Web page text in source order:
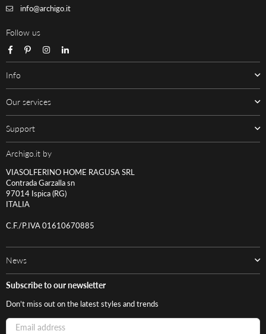
info@archigo.it
Follow us
FacebookPinterestInstagramLinkedin
Info
Our services
Support
Archigo.it by
VIASOLFERINO HOME RAGUSA SRL
Contrada Garzalla sn
97014 Ispica (RG)
ITALIA
C.F./P.IVA 01610670885
News
Subscribe to our newsletter
Don’t miss out on the latest styles and trends